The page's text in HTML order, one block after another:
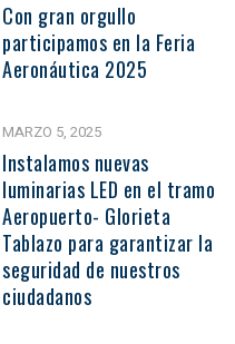
Con gran orgullo
participamos en la Feria
Aeronáutica 2025
MARZO 5, 2025
Instalamos nuevas
luminarias LED en el tramo
Aeropuerto- Glorieta
Tablazo para garantizar la
seguridad de nuestros
ciudadanos